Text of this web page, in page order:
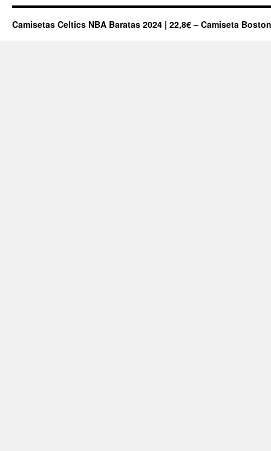
Johnson
Y
Camisetas Celtics NBA Baratas 2024 | 22,8€ – Camiseta